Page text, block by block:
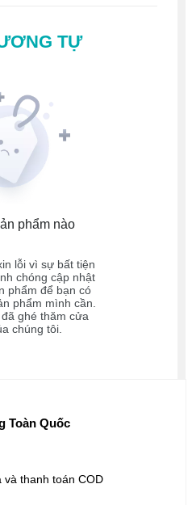
TỰ
phẩm nào
lỗi vì sự bất tiện
chóng cập nhật
phẩm để bạn có
phẩm mình cần.
ghé thăm cửa
chúng tôi.
Toàn Quốc
và thanh toán COD